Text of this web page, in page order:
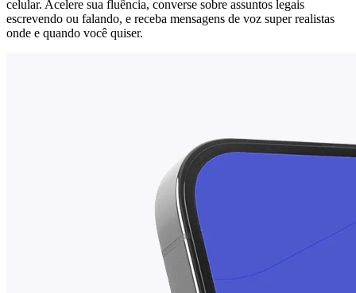
celular. Acelere sua fluência, converse sobre assuntos legais
escrevendo ou falando, e receba mensagens de voz super realistas
onde e quando você quiser.